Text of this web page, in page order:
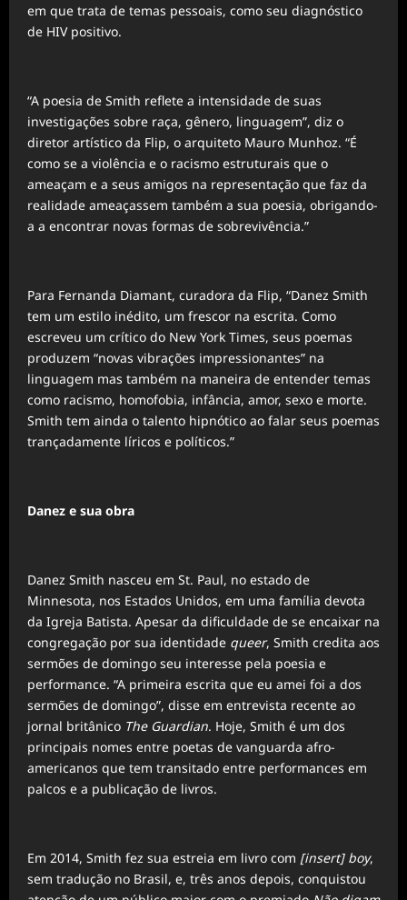
em que trata de temas pessoais, como seu diagnóstico
de HIV positivo.
“A poesia de Smith reflete a intensidade de suas
investigações sobre raça, gênero, linguagem”, diz o
diretor artístico da Flip, o arquiteto Mauro Munhoz. “É
como se a violência e o racismo estruturais que o
ameaçam e a seus amigos na representação que faz da
realidade ameaçassem também a sua poesia, obrigando-
a a encontrar novas formas de sobrevivência.”
Para Fernanda Diamant, curadora da Flip, “Danez Smith
tem um estilo inédito, um frescor na escrita. Como
escreveu um crítico do New York Times, seus poemas
produzem “novas vibrações impressionantes” na
linguagem mas também na maneira de entender temas
como racismo, homofobia, infância, amor, sexo e morte.
Smith tem ainda o talento hipnótico ao falar seus poemas
trançadamente líricos e políticos.”
Danez e sua obra
Danez Smith nasceu em St. Paul, no estado de
Minnesota, nos Estados Unidos, em uma família devota
da Igreja Batista. Apesar da dificuldade de se encaixar na
congregação por sua identidade queer, Smith credita aos
sermões de domingo seu interesse pela poesia e
performance. “A primeira escrita que eu amei foi a dos
sermões de domingo”, disse em entrevista recente ao
jornal britânico The Guardian. Hoje, Smith é um dos
principais nomes entre poetas de vanguarda afro-
americanos que tem transitado entre performances em
palcos e a publicação de livros.
Em 2014, Smith fez sua estreia em livro com [insert] boy,
sem tradução no Brasil, e, três anos depois, conquistou